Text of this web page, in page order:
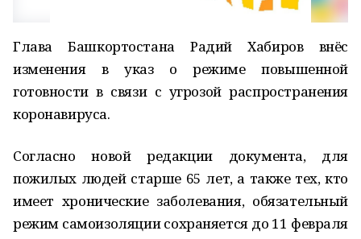
Глава Башкортостана Радий Хабиров внёс
изменения в указ о режиме повышенной
готовности в связи с угрозой распространения
коронавируса.
Согласно новой редакции документа, для
пожилых людей старше 65 лет, а также тех, кто
имеет хронические заболевания, обязательный
режим самоизоляции сохраняется до 11 февраля